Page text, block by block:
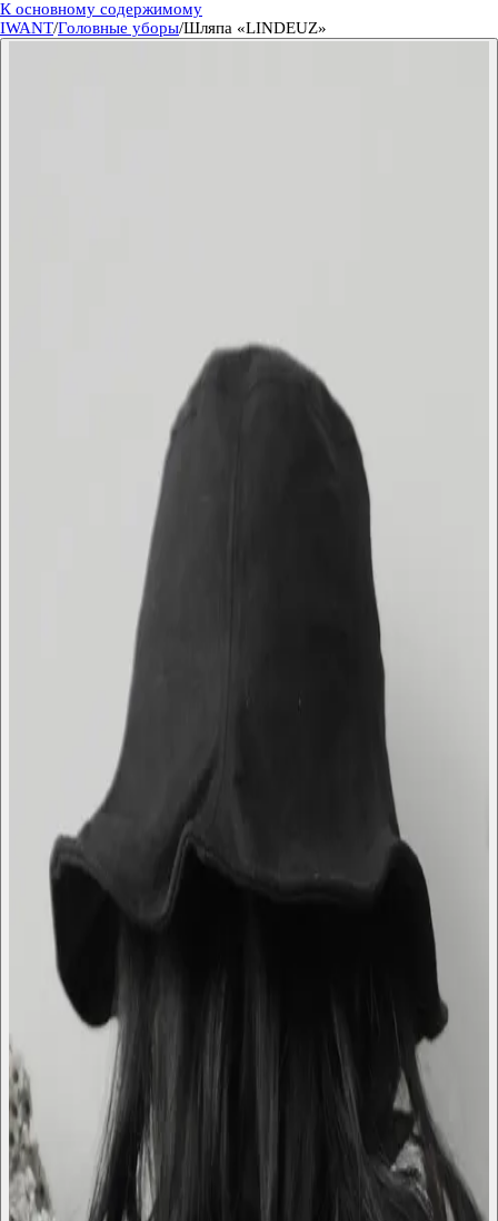
К основному содержимому
IWANT/Головные уборы/Шляпа «LINDEUZ»